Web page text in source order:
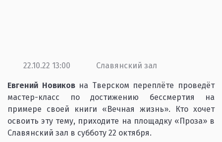
22.10.22 13:00 Славянский зал
Евгений Новиковна Тверском переплёте проведёт
мастер-класс по достижению бессмертия на
примере своей книги «Вечная жизнь». Кто хочет
освоить эту тему, приходите на площадку «Проза» в
Славянский зал в субботу 22 октября.